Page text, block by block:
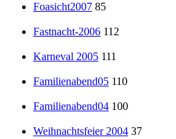
Foasicht2007 85
Fastnacht-2006 112
Karneval 2005 111
Familienabend05 110
Familienabend04 100
Weihnachtsfeier 2004 37